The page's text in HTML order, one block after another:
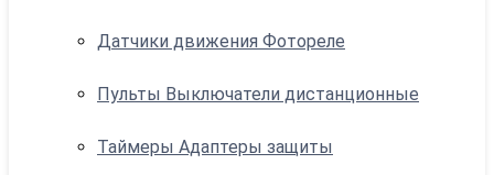
Датчики движения Фотореле
Пульты Выключатели дистанционные
Таймеры Адаптеры защиты